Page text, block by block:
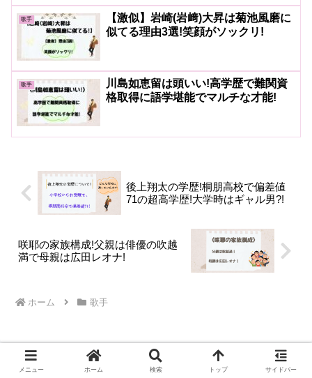
歌手
【激似】岩崎(岩﨑)大昇は菊池風磨に
似てる理由3選!笑顔がソックリ!
歌手
川島如恵留は頭いい!高学歴で難関資
格取得に語学堪能でマルチな才能!
後上翔太の学歴!桐朋高校で偏差値
71の超高学歴!大学時はギャル男?!
咲耶の家族構成!父親は俳優の吹越
満で母親は広田レオナ!
ホーム 歌手
メニュー ホーム 検索 トップ サイドバー